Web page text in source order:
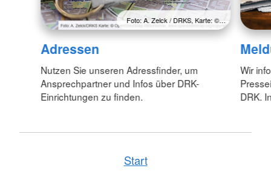
Foto: A. Zelck / DRKS, Karte: ©…
Adressen
Nutzen Sie unseren Adressfinder, um
Ansprechpartner und Infos über DRK-
Einrichtungen zu finden.
Wir
DRK.
Start